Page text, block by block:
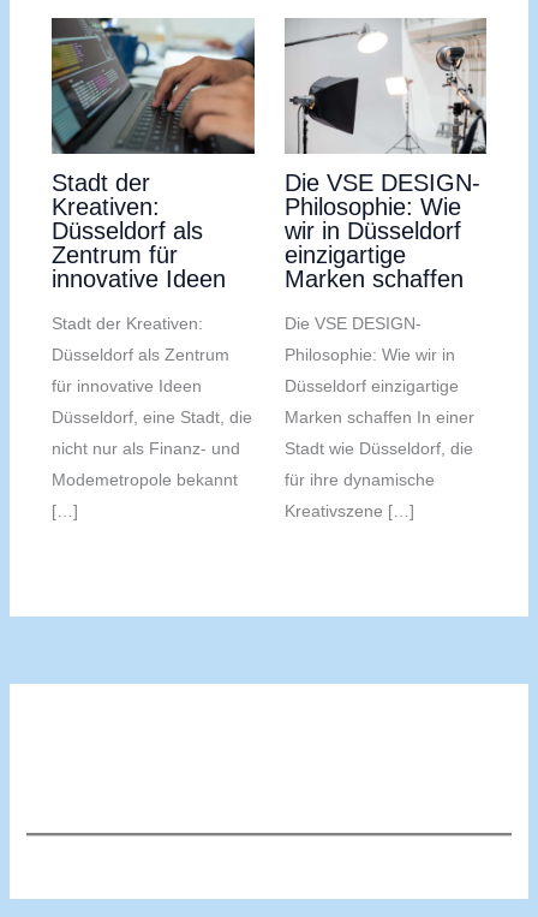
Stadt der
Kreativen:
Düsseldorf als
Zentrum für
innovative Ideen
Stadt der Kreativen:
Düsseldorf als Zentrum
für innovative Ideen
Düsseldorf, eine Stadt, die
nicht nur als Finanz- und
Modemetropole bekannt
[…]
Die VSE DESIGN-
Philosophie: Wie
wir in Düsseldorf
einzigartige
Marken schaffen
Die VSE DESIGN-
Philosophie: Wie wir in
Düsseldorf einzigartige
Marken schaffen In einer
Stadt wie Düsseldorf, die
für ihre dynamische
Kreativszene […]